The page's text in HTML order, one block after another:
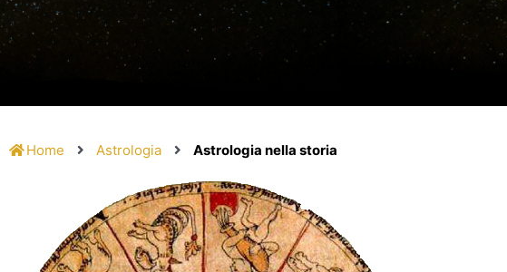
Home Astrologia Astrologia nella storia